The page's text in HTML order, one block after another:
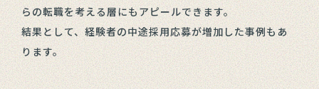
らの転職を考える層にもアピールできます。
結果として、経験者の中途採用応募が増加した事例もあ
ります。